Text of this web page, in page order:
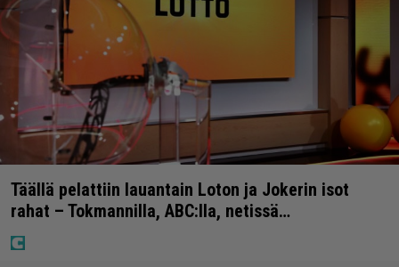
Täällä pelattiin lauantain Loton ja Jokerin isot
rahat – Tokmannilla, ABC:lla, netissä…